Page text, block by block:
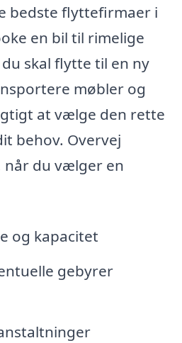
bedste flyttefirmaer i
en bil til rimelige
skal flytte til en ny
møbler og
at vælge den rette
behov. Overvej
når du vælger en
og kapacitet
gebyrer